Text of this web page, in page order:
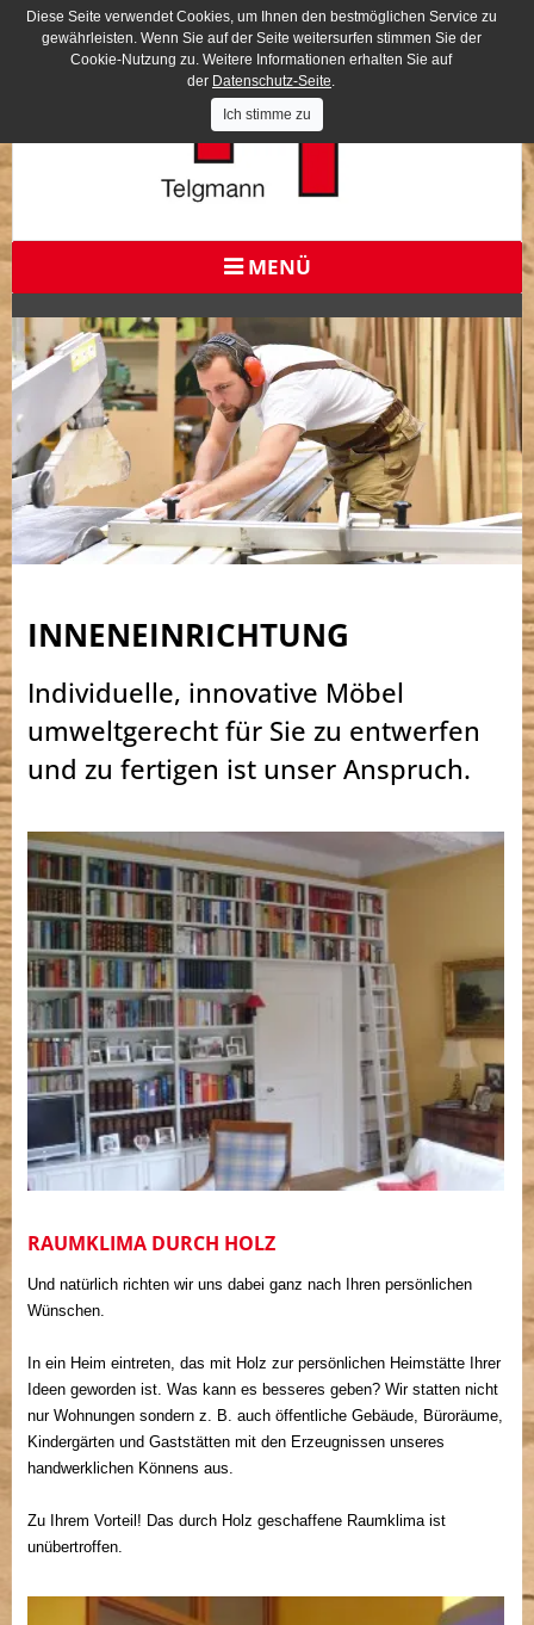
MENÜ
INNENEINRICHTUNG
Individuelle, innovative Möbel
umweltgerecht für Sie zu entwerfen
und zu fertigen ist unser Anspruch.
RAUMKLIMA DURCH HOLZ
Und natürlich richten wir uns dabei ganz nach Ihren persönlichen
Wünschen.
In ein Heim eintreten, das mit Holz zur persönlichen Heimstätte Ihrer
Ideen geworden ist. Was kann es besseres geben? Wir statten nicht
nur Wohnungen sondern z. B. auch öffentliche Gebäude, Büroräume,
Kindergärten und Gaststätten mit den Erzeugnissen unseres
handwerklichen Könnens aus.
Zu Ihrem Vorteil! Das durch Holz geschaffene Raumklima ist
unübertroffen.
Diese Seite verwendet Cookies, um Ihnen den bestmöglichen Service zu
gewährleisten. Wenn Sie auf der Seite weitersurfen stimmen Sie der
Cookie-Nutzung zu. Weitere Informationen erhalten Sie auf
der Datenschutz-Seite.
Ich stimme zu